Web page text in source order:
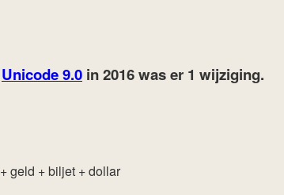
Unicode 9.0 in 2016was er 1 wijziging.
+ geld + biljet + dollar